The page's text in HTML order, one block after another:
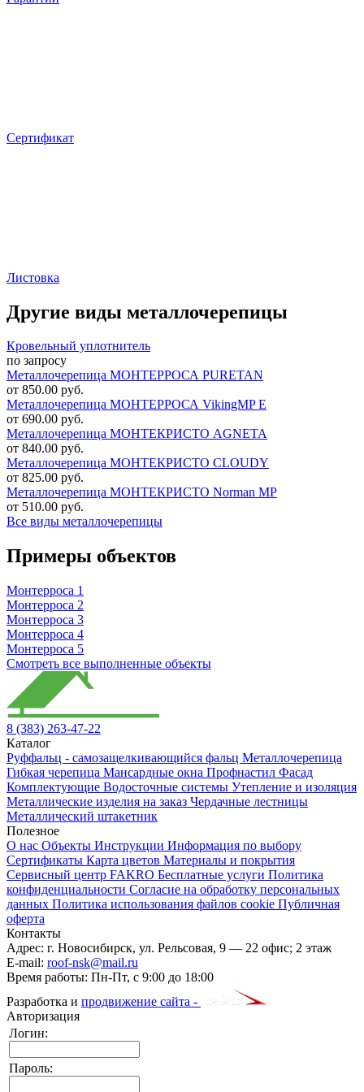
Сертификат
Листовка
Другие виды металлочерепицы
Кровельный уплотнитель
по запросу
Металлочерепица МОНТЕРРОСА PURETAN
от 850.00 руб.
Металлочерепица МОНТЕРРОСА VikingMP E
от 690.00 руб.
Металлочерепица МОНТЕКРИСТО AGNETA
от 840.00 руб.
Металлочерепица МОНТЕКРИСТО CLOUDY
от 825.00 руб.
Металлочерепица МОНТЕКРИСТО Norman MP
от 510.00 руб.
Все виды металлочерепицы
Примеры объектов
Монтерроса 1
Монтерроса 2
Монтерроса 3
Монтерроса 4
Монтерроса 5
Смотреть все выполненные объекты
8 (383) 263-47-22
Каталог
Руффальц - самозащелкивающийся фальц Металлочерепица
Гибкая черепица Мансардные окна Профнастил Фасад
Комплектующие Водосточные системы Утепление и изоляция
Металлические изделия на заказ Чердачные лестницы
Металлический штакетник
Полезное
О нас Объекты Инструкции Информация по выбору
Сертификаты Карта цветов Материалы и покрытия
Сервисный центр FAKRO Бесплатные услуги Политика
конфиденциальности Согласие на обработку персональных
данных Политика использования файлов cookie Публичная
оферта
Контакты
Адрес: г. Новосибирск, ул. Рельсовая, 9 — 22 офис; 2 этаж
E-mail: roof-nsk@mail.ru
Время работы: Пн-Пт, с 9:00 до 18:00
Разработка и продвижение сайта -
Авторизация
Логин:
Пароль: